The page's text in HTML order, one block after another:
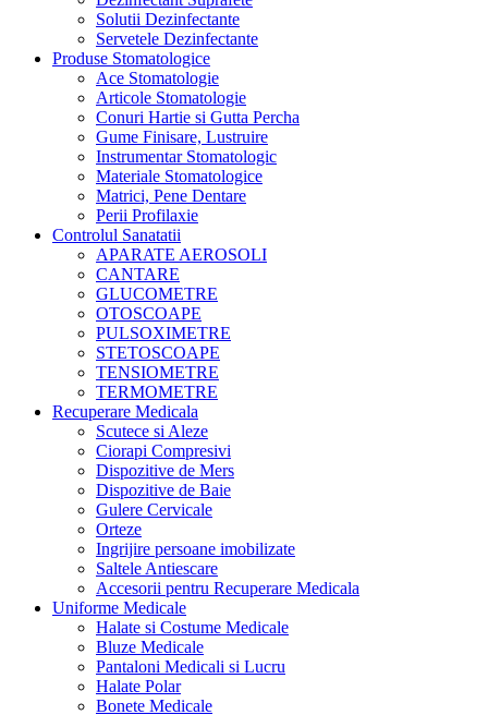
Solutii Dezinfectante
Servetele Dezinfectante
Produse Stomatologice
Ace Stomatologie
Articole Stomatologie
Conuri Hartie si Gutta Percha
Gume Finisare, Lustruire
Instrumentar Stomatologic
Materiale Stomatologice
Matrici, Pene Dentare
Perii Profilaxie
Controlul Sanatatii
APARATE AEROSOLI
CANTARE
GLUCOMETRE
OTOSCOAPE
PULSOXIMETRE
STETOSCOAPE
TENSIOMETRE
TERMOMETRE
Recuperare Medicala
Scutece si Aleze
Ciorapi Compresivi
Dispozitive de Mers
Dispozitive de Baie
Gulere Cervicale
Orteze
Ingrijire persoane imobilizate
Saltele Antiescare
Accesorii pentru Recuperare Medicala
Uniforme Medicale
Halate si Costume Medicale
Bluze Medicale
Pantaloni Medicali si Lucru
Halate Polar
Bonete Medicale